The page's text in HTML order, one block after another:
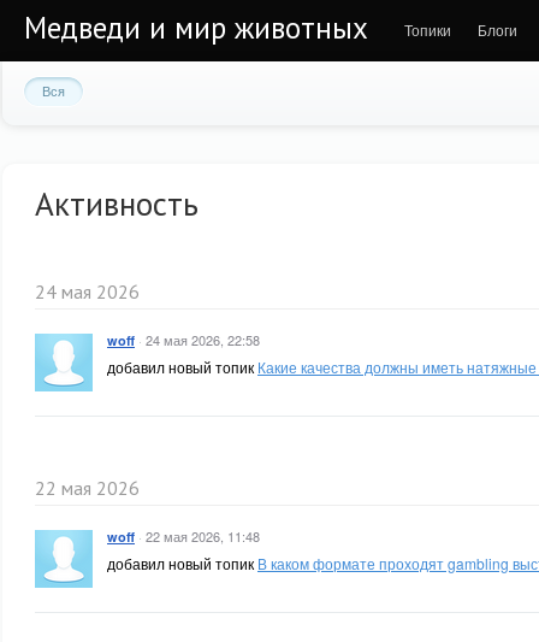
Медведи и мир животных Топики Блоги
Вся
Активность
24 мая 2026
woff · 24 мая 2026, 22:58
добавил новый топик Какие качества должны иметь
22 мая 2026
woff · 22 мая 2026, 11:48
добавил новый топик В каком формате проходят gambling